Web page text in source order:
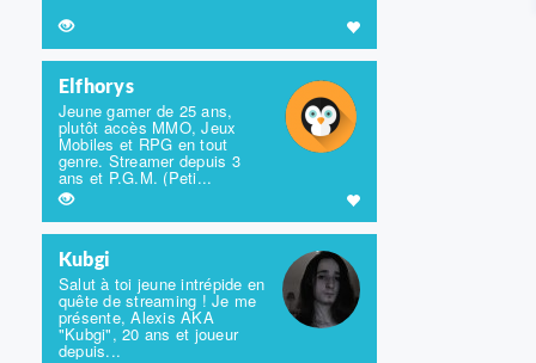
Elfhorys
Jeune gamer de 25 ans,
plutôt accès MMO, Jeux
Mobiles et RPG en tout
genre. Streamer depuis 3
ans et P.G.M. (Peti...
Kubgi
Salut à toi jeune intrépide en
quête de streaming ! Je me
présente, Alexis AKA
"Kubgi", 20 ans et joueur
depuis...